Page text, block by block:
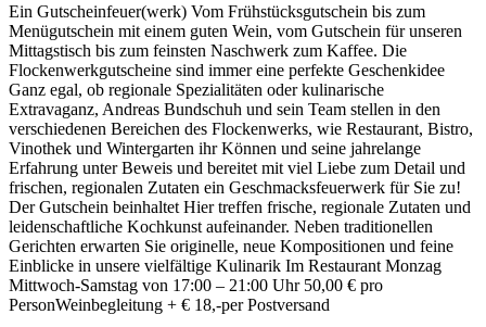
Ein Gutscheinfeuer(werk) Vom Frühstücksgutschein bis zum
Menügutschein mit einem guten Wein, vom Gutschein für unseren
Mittagstisch bis zum feinsten Naschwerk zum Kaffee. Die
Flockenwerkgutscheine sind immer eine perfekte Geschenkidee
Ganz egal, ob regionale Spezialitäten oder kulinarische
Extravaganz, Andreas Bundschuh und sein Team stellen in den
verschiedenen Bereichen des Flockenwerks, wie Restaurant, Bistro,
Vinothek und Wintergarten ihr Können und seine jahrelange
Erfahrung unter Beweis und bereitet mit viel Liebe zum Detail und
frischen, regionalen Zutaten ein Geschmacksfeuerwerk für Sie zu!
Der Gutschein beinhaltet Hier treffen frische, regionale Zutaten und
leidenschaftliche Kochkunst aufeinander. Neben traditionellen
Gerichten erwarten Sie originelle, neue Kompositionen und feine
Einblicke in unsere vielfältige Kulinarik Im Restaurant Monzag
Mittwoch-Samstag von 17:00 – 21:00 Uhr 50,00 € pro
PersonWeinbegleitung + € 18,-per Postversand